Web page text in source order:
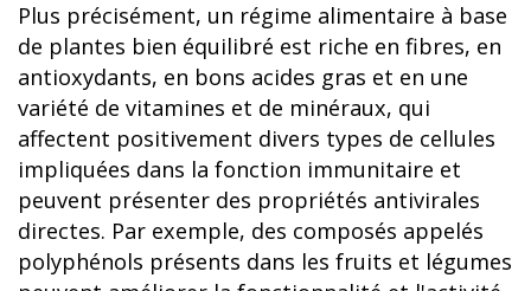
Plus précisément, un régime alimentaire à base
de plantes bien équilibré est riche en fibres, en
antioxydants, en bons acides gras et en une
variété de vitamines et de minéraux, qui
affectent positivement divers types de cellules
impliquées dans la fonction immunitaire et
peuvent présenter des propriétés antivirales
directes. Par exemple, des composés appelés
polyphénols présents dans les fruits et légumes